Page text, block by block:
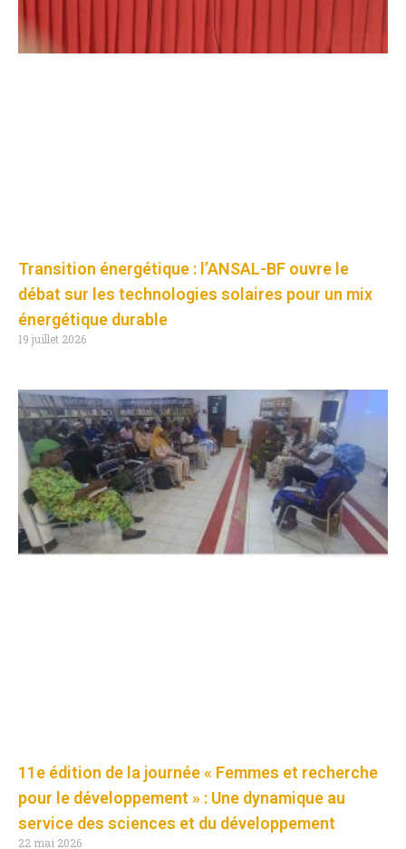
Transition énergétique : l’ANSAL-BF ouvre le
débat sur les technologies solaires pour un mix
énergétique durable
19 juillet 2026
11e édition de la journée « Femmes et recherche
pour le développement » : Une dynamique au
service des sciences et du développement
22 mai 2026